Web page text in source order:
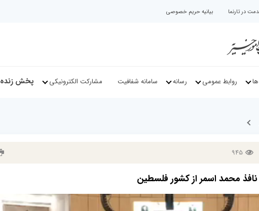
در تارنما بیانیه حریم خصوصی
روابط عمومی رسانه سامانه شفافیت مشارکت الکترونیکی پخش زنده
945
محمد اسمر از کشور فلسطین